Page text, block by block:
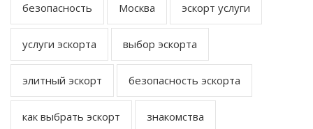
безопасность Москва эскорт услуги
услуги эскорта выбор эскорта
элитный эскорт безопасность эскорта
как выбрать эскорт знакомства